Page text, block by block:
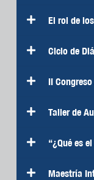
El rol de
Ciclo de
II
Taller de
“¿Qué es
Maestría